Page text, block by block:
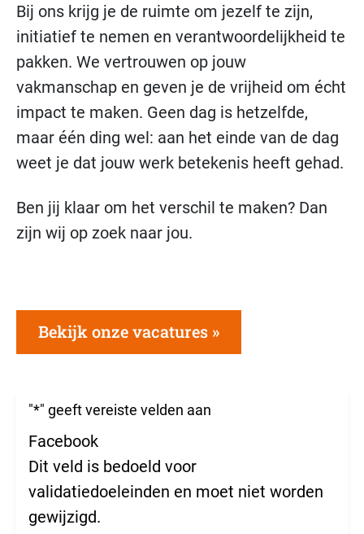
Bij ons krijg je de ruimte om jezelf te zijn,
initiatief te nemen en verantwoordelijkheid te
pakken. We vertrouwen op jouw
vakmanschap en geven je de vrijheid om écht
impact te maken. Geen dag is hetzelfde,
maar één ding wel: aan het einde van de dag
weet je dat jouw werk betekenis heeft gehad.
Ben jij klaar om het verschil te maken? Dan
zijn wij op zoek naar jou.
Bekijk onze vacatures
"*" geeft vereiste velden aan
Facebook
Dit veld is bedoeld voor
validatiedoeleinden en moet niet worden
gewijzigd.